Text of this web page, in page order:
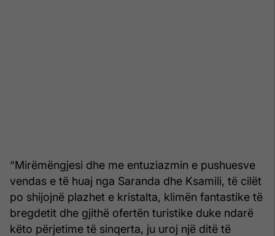
“Mirëmëngjesi dhe me entuziazmin e pushuesve
vendas e të huaj nga Saranda dhe Ksamili, të cilët
po shijojnë plazhet e kristalta, klimën fantastike të
bregdetit dhe gjithë ofertën turistike duke ndarë
këto përjetime të sinqerta, ju uroj një ditë të